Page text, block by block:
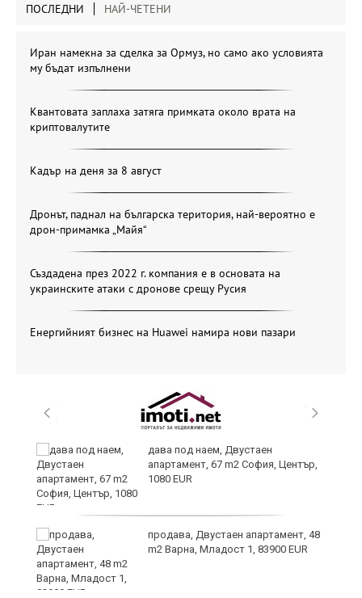
ПОСЛЕДНИ НАЙ-ЧЕТЕНИ
Иран намекна за сделка за Ормуз, но само ако условията
му бъдат изпълнени
Квантовата заплаха затяга примката около врата на
криптовалутите
Кадър на деня за 8 август
Дронът, паднал на българска територия, най-вероятно е
дрон-примамка „Майя“
Създадена през 2022 г. компания е в основата на
украинските атаки с дронове срещу Русия
Енергийният бизнес на Huawei намира нови пазари
дава под наем, Двустаен
апартамент, 67 m2 София, Център,
1080 EUR
продава, Двустаен апартамент, 48
m2 Варна, Младост 1, 83900 EUR